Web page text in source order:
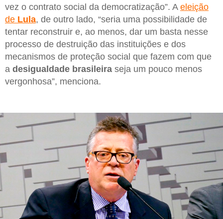
vez o contrato social da democratização”. A eleição
de Lula, de outro lado, “seria uma possibilidade de
tentar reconstruir e, ao menos, dar um basta nesse
processo de destruição das instituições e dos
mecanismos de proteção social que fazem com que
a desigualdade brasileira seja um pouco menos
vergonhosa”, menciona.